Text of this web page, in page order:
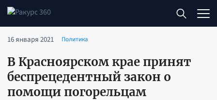
16 января 2021 Политика
В Красноярском крае принят
беспрецедентный закон о
помощи погорельцам